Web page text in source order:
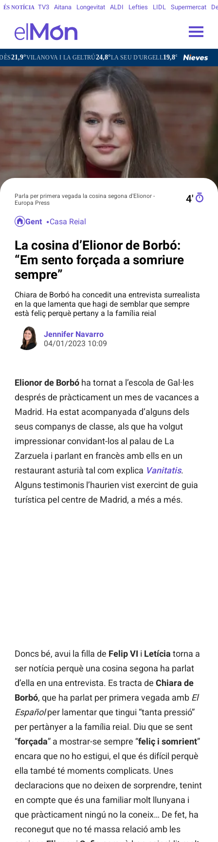
ÉS NOTÍCIA TV3 Aitana Longevitat ALDI Lefties LIDL Supermercat
I LA GELTRÚ24,8°LA SEU D'URGELL19,8° PUIGCERDÀ17,6° FIGUERES
Parla per primera vegada la cosina segona d'Elionor -
Europa Press
4′
Gent Casa Reial
La cosina d’Elionor de Borbó:
“Em sento forçada a somriure
sempre”
Chiara de Borbó ha concedit una entrevista surrealista
en la que lamenta que hagi de semblar que sempre
està feliç perquè pertany a la família reial
Jennifer Navarro
04/01/2023 10:09
Elionor de Borbó ha tornat a l’escola de Gal·les
després de pràcticament un mes de vacances a
Madrid. Ha estat acompanyada d’alguns dels
seus companys de classe, als que ha volgut
impressionar convidant-los al palau de La
Zarzuela i parlant en francès amb ells en un
restaurant asturià tal com explica Vanitatis.
Alguns testimonis l’haurien vist exercint de guia
turística pel centre de Madrid, a més a més.
Doncs bé, avui la filla de Felip VI i Letícia torna a
ser notícia perquè una cosina segona ha parlat
d’ella en una entrevista. Es tracta de Chiara de
Borbó, que ha parlat per primera vegada amb El
Españolper lamentar que tingui “tanta pressió”
per pertànyer a la família reial. Diu que se sent
“forçada” a mostrar-se sempre “feliç i somrient”
encara que no ho estigui, el que és difícil perquè
ella també té moments complicats. Unes
declaracions que no deixen de sorprendre, tenint
en compte que és una familiar molt llunyana i
que pràcticament ningú no la coneix… De fet, ha
reconegut que no té massa relació amb les